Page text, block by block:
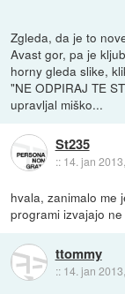
Zgleda, da je to
Avast gor, pa je
horny gleda slike,
"NE ODPIRAJ TE
upravljal miško...
St235
:: 14. jan
hvala, zanimalo me
programi izvajajo
ttommy
:: 14. jan